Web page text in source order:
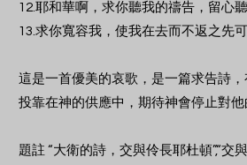
12.耶和華啊，求你聽我的禱告，留心
13.求你寬容我，使我在去而不返之先
這是一首優美的哀歌，是一篇求告詩
投靠在神的供應中，期待神會停止對
題註 “大衛的詩，交與伶長耶杜頓”,“